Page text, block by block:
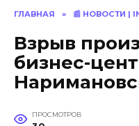
ГЛАВНАЯ » 📰 НОВОСТИ |
Взрыв
бизнес-
ПРОСМОТРОВ